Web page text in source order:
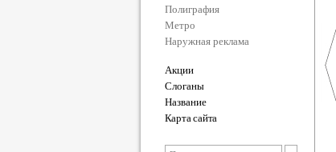
Полиграфия
Метро
Наружная реклама
Акции
Слоганы
Название
Карта сайта